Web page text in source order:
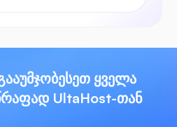
ყველა
UltaHost-თან